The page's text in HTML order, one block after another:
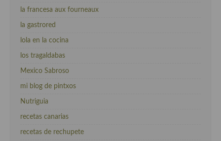
la francesa aux fourneaux
la gastrored
lola en la cocina
los tragaldabas
Mexico Sabroso
mi blog de pintxos
Nutriguia
recetas canarias
recetas de rechupete